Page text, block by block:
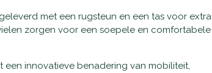
met een rugsteun en een tas voor extra
zorgen voor een soepele en comfortabele
innovatieve benadering van mobiliteit,